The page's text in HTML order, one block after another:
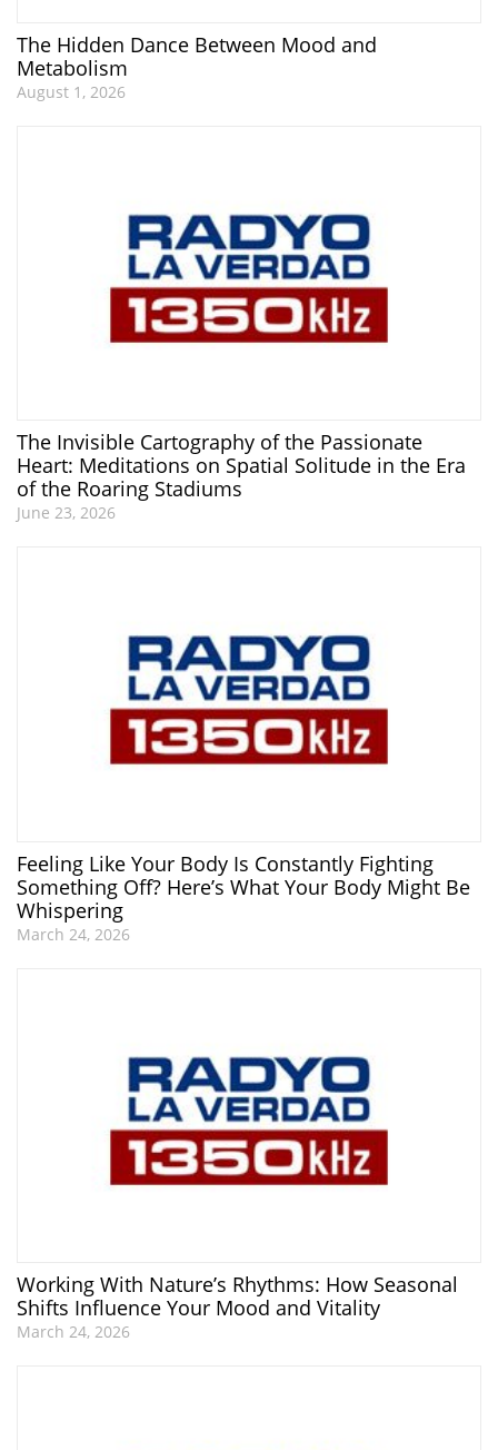
The Hidden Dance Between Mood and
Metabolism
August 1, 2026
The Invisible Cartography of the Passionate
Heart: Meditations on Spatial Solitude in the Era
of the Roaring Stadiums
June 23, 2026
Feeling Like Your Body Is Constantly Fighting
Something Off? Here’s What Your Body Might Be
Whispering
March 24, 2026
Working With Nature’s Rhythms: How Seasonal
Shifts Influence Your Mood and Vitality
March 24, 2026